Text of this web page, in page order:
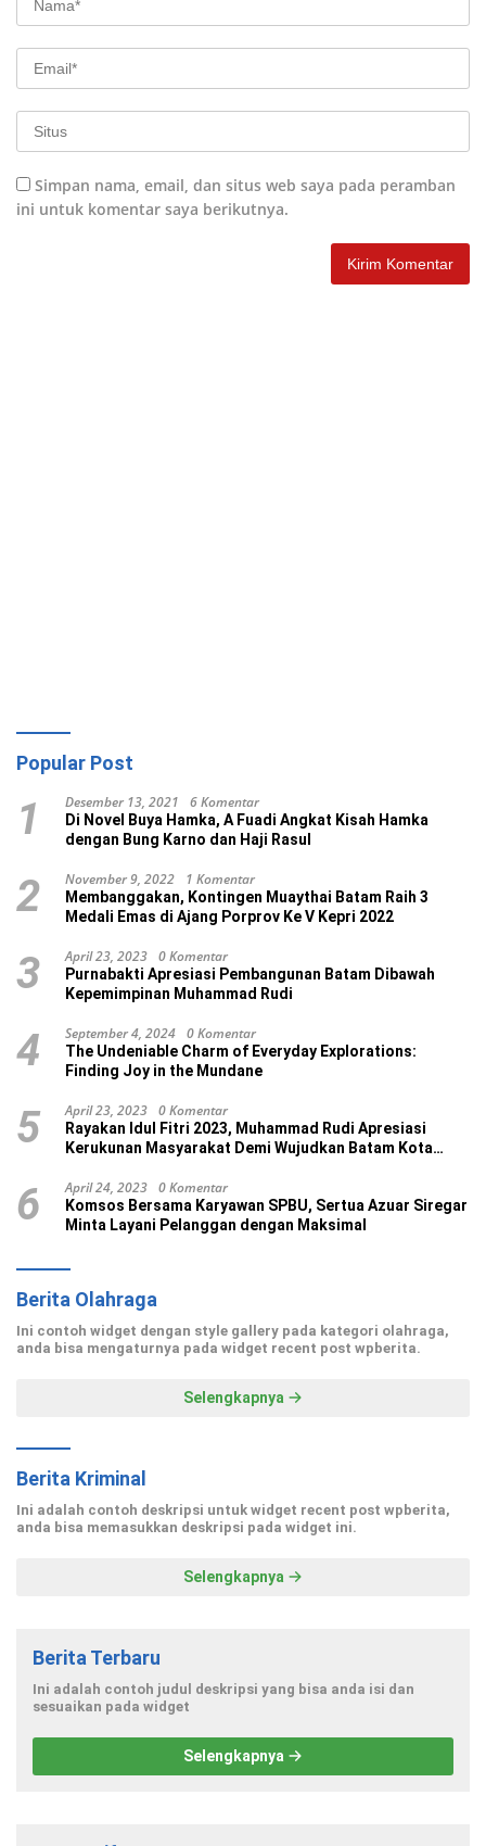
Simpan nama, email, dan situs web saya pada peramban
ini untuk komentar saya berikutnya.
Popular Post
1 Desember 13, 2021 6 Komentar
Di Novel Buya Hamka, A Fuadi Angkat Kisah Hamka
dengan Bung Karno dan Haji Rasul
2 November 9, 2022 1 Komentar
Membanggakan, Kontingen Muaythai Batam Raih 3
Medali Emas di Ajang Porprov Ke V Kepri 2022
3 April 23, 2023 0 Komentar
Purnabakti Apresiasi Pembangunan Batam Dibawah
Kepemimpinan Muhammad Rudi
4 September 4, 2024 0 Komentar
The Undeniable Charm of Everyday Explorations:
Finding Joy in the Mundane
5 April 23, 2023 0 Komentar
Rayakan Idul Fitri 2023, Muhammad Rudi Apresiasi
Kerukunan Masyarakat Demi Wujudkan Batam Kota
6 April 24, 2023 0 Komentar
Komsos Bersama Karyawan SPBU, Sertua Azuar Siregar
Minta Layani Pelanggan dengan Maksimal
Berita Olahraga
Ini contoh widget dengan style gallery pada kategori olahraga,
anda bisa mengaturnya pada widget recent post wpberita.
Selengkapnya
Berita Kriminal
Ini adalah contoh deskripsi untuk widget recent post wpberita,
anda bisa memasukkan deskripsi pada widget ini.
Selengkapnya
Berita Terbaru
Ini adalah contoh judul deskripsi yang bisa anda isi dan
sesuaikan pada widget
Selengkapnya